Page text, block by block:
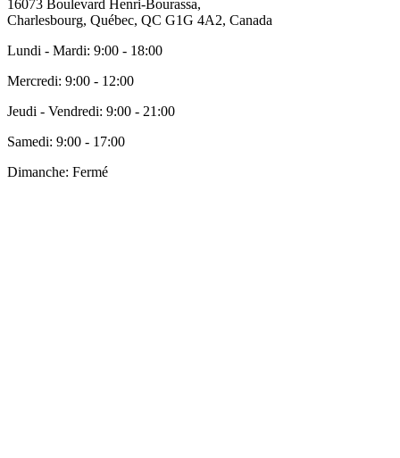
16073 Boulevard Henri-Bourassa,
Charlesbourg, Québec, QC G1G 4A2, Canada
Lundi - Mardi: 9:00 - 18:00
Mercredi: 9:00 - 12:00
Jeudi - Vendredi: 9:00 - 21:00
Samedi: 9:00 - 17:00
Dimanche: Fermé